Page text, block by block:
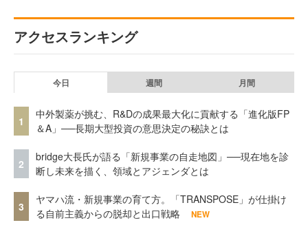
アクセスランキング
今日 週間 月間
1
中外製薬が挑む、R&Dの成果最大化に貢献する「進化版FP
＆A」──長期大型投資の意思決定の秘訣とは
2
bridge大長氏が語る「新規事業の自走地図」──現在地を診
断し未来を描く、領域とアジェンダとは
3
ヤマハ流・新規事業の育て方。「TRANSPOSE」が仕掛け
る自前主義からの脱却と出口戦略
NEW